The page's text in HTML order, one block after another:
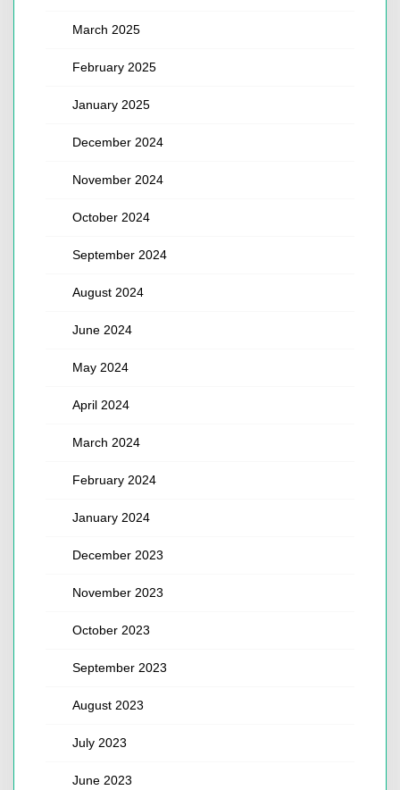
March 2025
February 2025
January 2025
December 2024
November 2024
October 2024
September 2024
August 2024
June 2024
May 2024
April 2024
March 2024
February 2024
January 2024
December 2023
November 2023
October 2023
September 2023
August 2023
July 2023
June 2023